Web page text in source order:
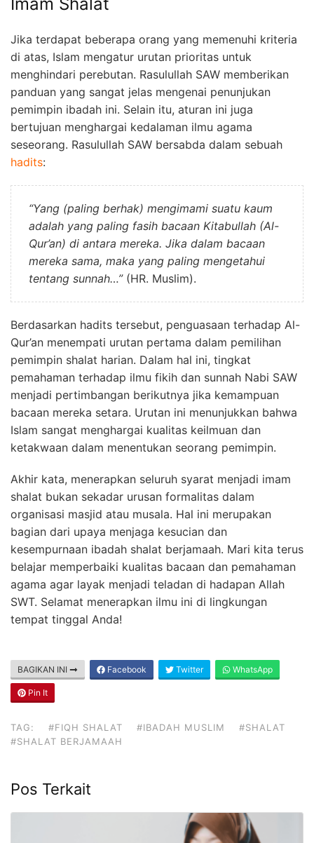
Jika terdapat beberapa orang yang memenuhi kriteria
di atas, Islam mengatur urutan prioritas untuk
menghindari perebutan. Rasulullah SAW memberikan
panduan yang sangat jelas mengenai penunjukan
pemimpin ibadah ini. Selain itu, aturan ini juga
bertujuan menghargai kedalaman ilmu agama
seseorang. Rasulullah SAW bersabda dalam sebuah
hadits:
“Yang (paling berhak) mengimami suatu kaum
adalah yang paling fasih bacaan Kitabullah (Al-
Qur’an) di antara mereka. Jika dalam bacaan
mereka sama, maka yang paling mengetahui
tentang sunnah…”(HR. Muslim).
Berdasarkan hadits tersebut, penguasaan terhadap Al-
Qur’an menempati urutan pertama dalam pemilihan
pemimpin shalat harian. Dalam hal ini, tingkat
pemahaman terhadap ilmu fikih dan sunnah Nabi SAW
menjadi pertimbangan berikutnya jika kemampuan
bacaan mereka setara. Urutan ini menunjukkan bahwa
Islam sangat menghargai kualitas keilmuan dan
ketakwaan dalam menentukan seorang pemimpin.
Akhir kata, menerapkan seluruh syarat menjadi imam
shalat bukan sekadar urusan formalitas dalam
organisasi masjid atau musala. Hal ini merupakan
bagian dari upaya menjaga kesucian dan
kesempurnaan ibadah shalat berjamaah. Mari kita terus
belajar memperbaiki kualitas bacaan dan pemahaman
agama agar layak menjadi teladan di hadapan Allah
SWT. Selamat menerapkan ilmu ini di lingkungan
tempat tinggal Anda!
BAGIKAN INI Facebook Twitter WhatsApp
Pin It
TAG: #FIQH SHALAT #IBADAH MUSLIM
#SHALAT
#SHALAT BERJAMAAH
Pos Terkait